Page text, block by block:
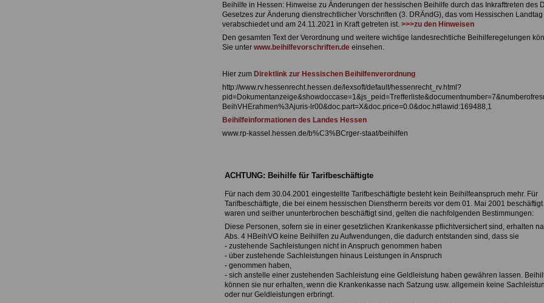
Beihilfe in Hessen: Hinweise zu Änderungen der hessischen Beihilfe durch das Inkrafttreten des
Gesetzes zur Änderung dienstrechtlicher Vorschriften (3. DRÄndG), das vom Hessischen Landtag
verabschiedet und am 24.11.2021 in Kraft getreten ist. >>>zu den Hinweisen
Den gesamten Text der Verordnung und weitere wichtige landesrechtliche Beihilferegelungen
Sie unter www.beihilfevorschriften.deeinsehen.
Hier zum Direktlink zur Hessischen Beihilfenverordnung
http://www.rv.hessenrecht.hessen.de/lexsoft/default/hessenrecht_rv.html?
BeihVHErahmen%3Ajuris-lr00&doc.part=X&doc.price=0.0&doc.h#lawid:169488,1
Beihilfeinformationen des Landes Hessen
www.rp-kassel.hessen.de/b%C3%BCrger-staat/beihilfen
ACHTUNG: Beihilfe für Tarifbeschäftigte
Für nach dem 30.04.2001 eingestellte Tarifbeschäftigte besteht kein Beihilfeanspruch mehr. Für
Tarifbeschäftigte, die bei einem hessischen Dienstherrn bereits vor dem 01. Mai 2001 beschäftigt
waren und seither ununterbrochen beschäftigt sind, gelten die nachfolgenden Bestimmungen:
Diese Personen, sofern sie in einer gesetzlichen Krankenkasse pflichtversichert sind, erhalten
Abs. 4 HBeihVO keine Beihilfen zu Aufwendungen, die dadurch entstanden sind, dass sie
- zustehende Sachleistungen nicht in Anspruch genommen haben
- über zustehende Sachleistungen hinaus Leistungen in Anspruch
- genommen haben,
- sich anstelle einer zustehenden Sachleistung eine Geldleistung haben gewähren lassen.
können sie nur erhalten, wenn die Krankenkasse nach Satzung usw. allgemein keine
oder nur Geldleistungen erbringt.